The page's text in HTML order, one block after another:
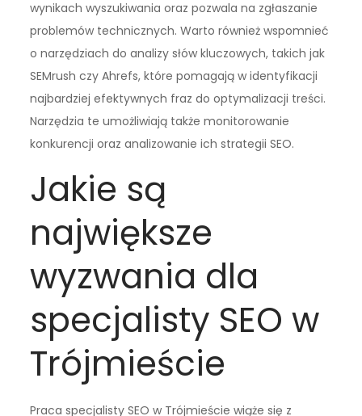
wynikach wyszukiwania oraz pozwala na zgłaszanie
problemów technicznych. Warto również wspomnieć
o narzędziach do analizy słów kluczowych, takich jak
SEMrush czy Ahrefs, które pomagają w identyfikacji
najbardziej efektywnych fraz do optymalizacji treści.
Narzędzia te umożliwiają także monitorowanie
konkurencji oraz analizowanie ich strategii SEO.
Jakie są
największe
wyzwania dla
specjalisty SEO w
Trójmieście
Praca specjalisty SEO w Trójmieście wiąże się z